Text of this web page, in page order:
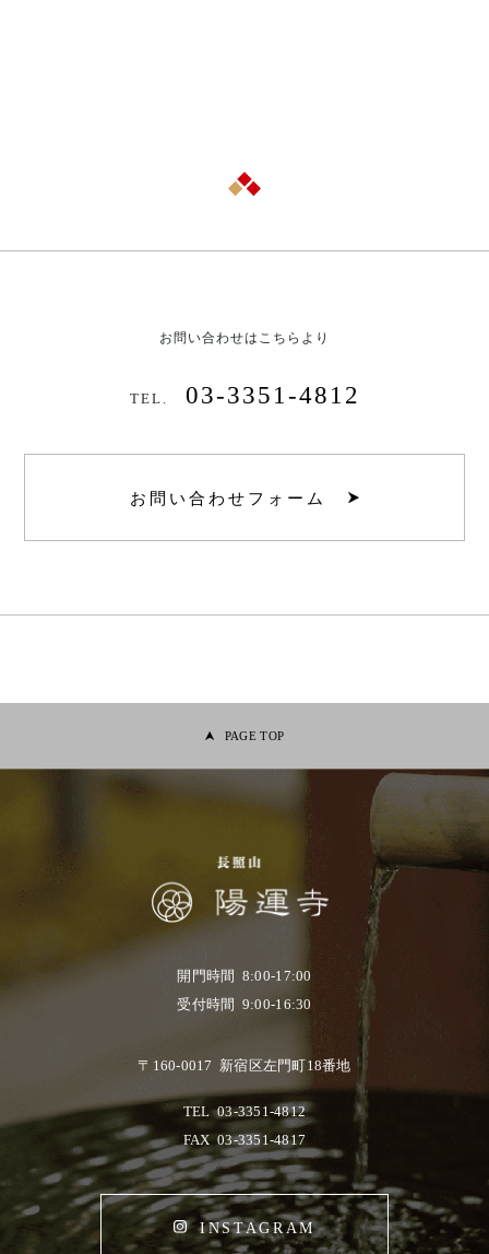
お問い合わせはこちらより
TEL. 03-3351-4812
お問い合わせフォーム
PAGE TOP
開門時間 8:00-17:00
受付時間 9:00-16:30
〒160-0017 新宿区左門町18番地
TEL03-3351-4812
FAX03-3351-4817
INSTAGRAM